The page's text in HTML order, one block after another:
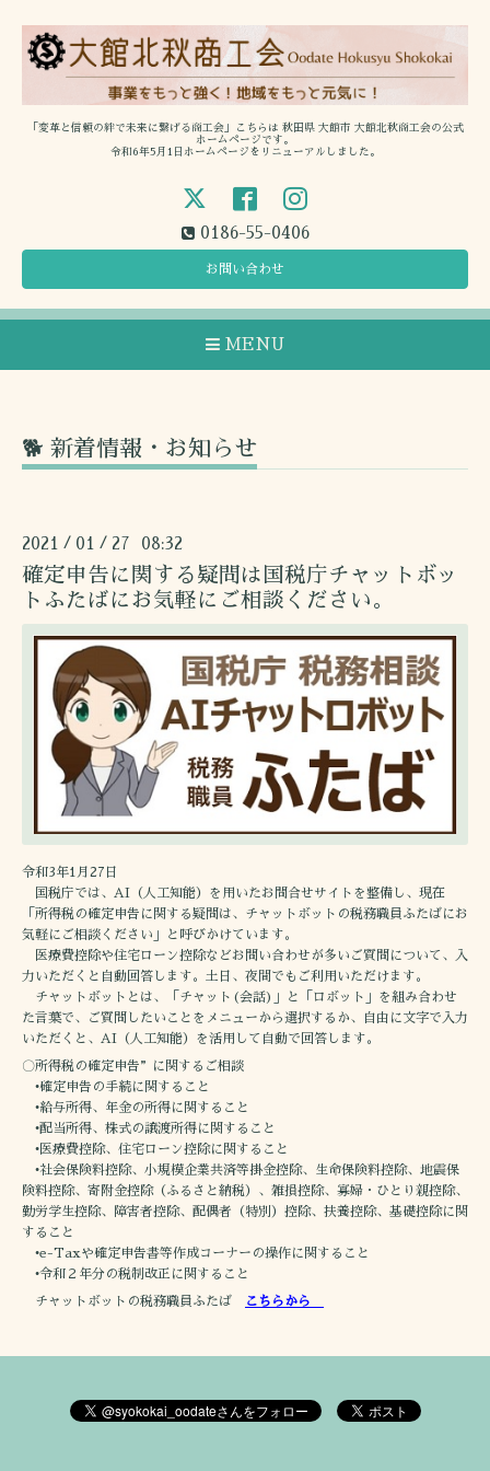
「変革と信頼の絆で未来に繋げる商工会」こちらは 秋田県 大館市 大館北秋商工会の公式
ホームページです。
令和6年5月1日ホームページをリニューアルしました。
0186-55-0406
お問い合わせ
MENU
🐕 新着情報・お知らせ
2021 / 01 / 27 08:32
確定申告に関する疑問は国税庁チャットボッ
トふたばにお気軽にご相談ください。
令和3年1月27日
国税庁では、AI（人工知能）を用いたお問合せサイトを整備し、現在
「所得税の確定申告に関する疑問は、チャットボットの税務職員ふたばにお
気軽にご相談ください」と呼びかけています。
医療費控除や住宅ローン控除などお問い合わせが多いご質問について、入
力いただくと自動回答します。土日、夜間でもご利用いただけます。
チャットボットとは、「チャット(会話)」と「ロボット」を組み合わせ
た言葉で、ご質問したいことをメニューから選択するか、自由に文字で入力
いただくと、AI（人工知能）を活用して自動で回答します。
〇所得税の確定申告”に関するご相談
•確定申告の手続に関すること
•給与所得、年金の所得に関すること
•配当所得、株式の譲渡所得に関すること
•医療費控除、住宅ローン控除に関すること
•社会保険料控除、小規模企業共済等掛金控除、生命保険料控除、地震保
険料控除、寄附金控除（ふるさと納税）、雑損控除、寡婦・ひとり親控除、
勤労学生控除、障害者控除、配偶者（特別）控除、扶養控除、基礎控除に関
すること
•e-Taxや確定申告書等作成コーナーの操作に関すること
•令和２年分の税制改正に関すること
チャットボットの税務職員ふたば こちらから